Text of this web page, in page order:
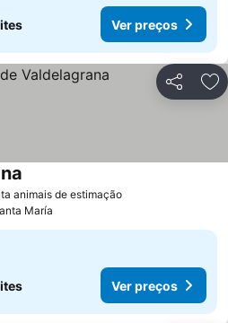
Ver preços
Partilhar
animais de estimação
María
Ver preços